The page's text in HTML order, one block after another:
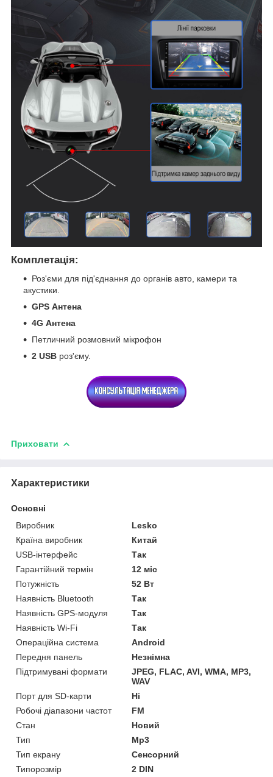
Комплетація:
Роз'єми для під'єднання до органів авто, камери та
акустики.
GPS Антена
4G Антена
Петличний розмовний мікрофон
2 USB роз'єму.
Приховати
Характеристики
Основні
Виробник
Lesko
Країна виробник
Китай
USB-інтерфейс
Так
Гарантійний термін
12 міс
Потужність
52 Вт
Наявність Bluetooth
Так
Наявність GPS-модуля
Так
Наявність Wi-Fi
Так
Операційна система
Android
Передня панель
Незнімна
Підтримувані формати
JPEG, FLAC, AVI, WMA, MP3,
WAV
Порт для SD-карти
Ні
Робочі діапазони частот
FM
Стан
Новий
Тип
Mp3
Тип екрану
Сенсорний
Типорозмір
2 DIN